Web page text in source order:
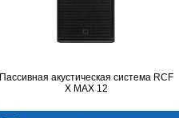
Пассивная акустическая система RCF
X MAX 12